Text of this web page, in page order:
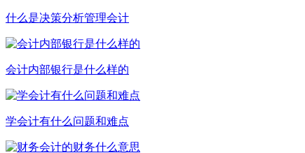
什么是决策分析管理会计
会计内部银行是什么样的
学会计有什么问题和难点